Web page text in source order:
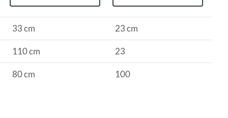
33 cm 23 cm
110 cm 23
80 cm 100